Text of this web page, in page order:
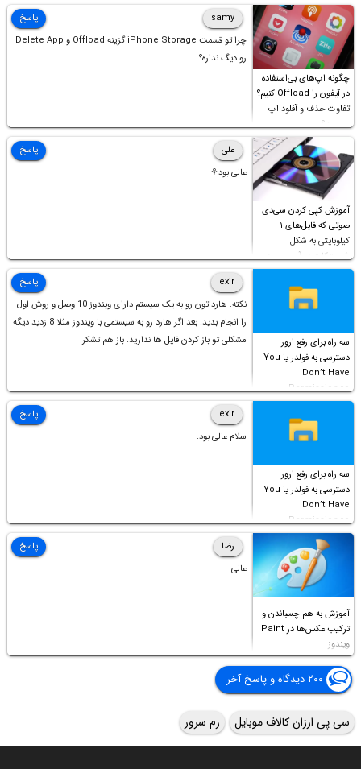
چگونه اپ‌های بی‌استفاده
در آیفون را Offload کنیم؟
تفاوت حذف و آفلود اپ
چیست؟
samy
چرا تو قسمت iPhone Storage گزینه Offload و Delete App
رو دیگ نداره؟
پاسخ
آموزش کپی کردن سی‌دی
صوتی که فایل‌های ۱
کیلوبایتی به شکل
شورت‌کات در آن موجود
است!
علی
عالی بود⚘
پاسخ
سه راه برای رفع ارور
دسترسی به فولدر یا You
Don’t Have
Permission to
Access this folder
exir
نکته: هارد تون رو به یک سیستم دارای ویندوز 10 وصل و روش اول
را انجام بدید. بعد اگر هارد رو به سیستمی با ویندوز مثلا 8 زدید دیگه
مشکلی تو باز کردن فایل ها ندارید. باز هم تشکر
پاسخ
سه راه برای رفع ارور
دسترسی به فولدر یا You
Don’t Have
Permission to
Access this folder
exir
سلام عالی بود.
پاسخ
آموزش به هم چسباندن و
ترکیب عکس‌ها در Paint
ویندوز
رضا
عالی
پاسخ
۲۰۰ دیدگاه و پاسخ آخر
سی پی ارزان کالاف موبایل رم سرور